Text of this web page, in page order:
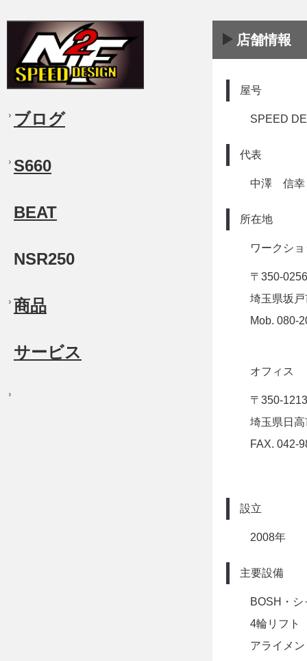
店舗情報
屋号
SPEED
代表
中澤 信幸
所在地
ワークシ
〒350-0256
埼玉県坂
Mob. 080-
オフィス
〒350-1213
埼玉県日
FAX. 042-
設立
2008年
主要設備
BOSH・
4輪リフト
アライメ
ブログ
S660
BEAT
NSR250
商品
サービス